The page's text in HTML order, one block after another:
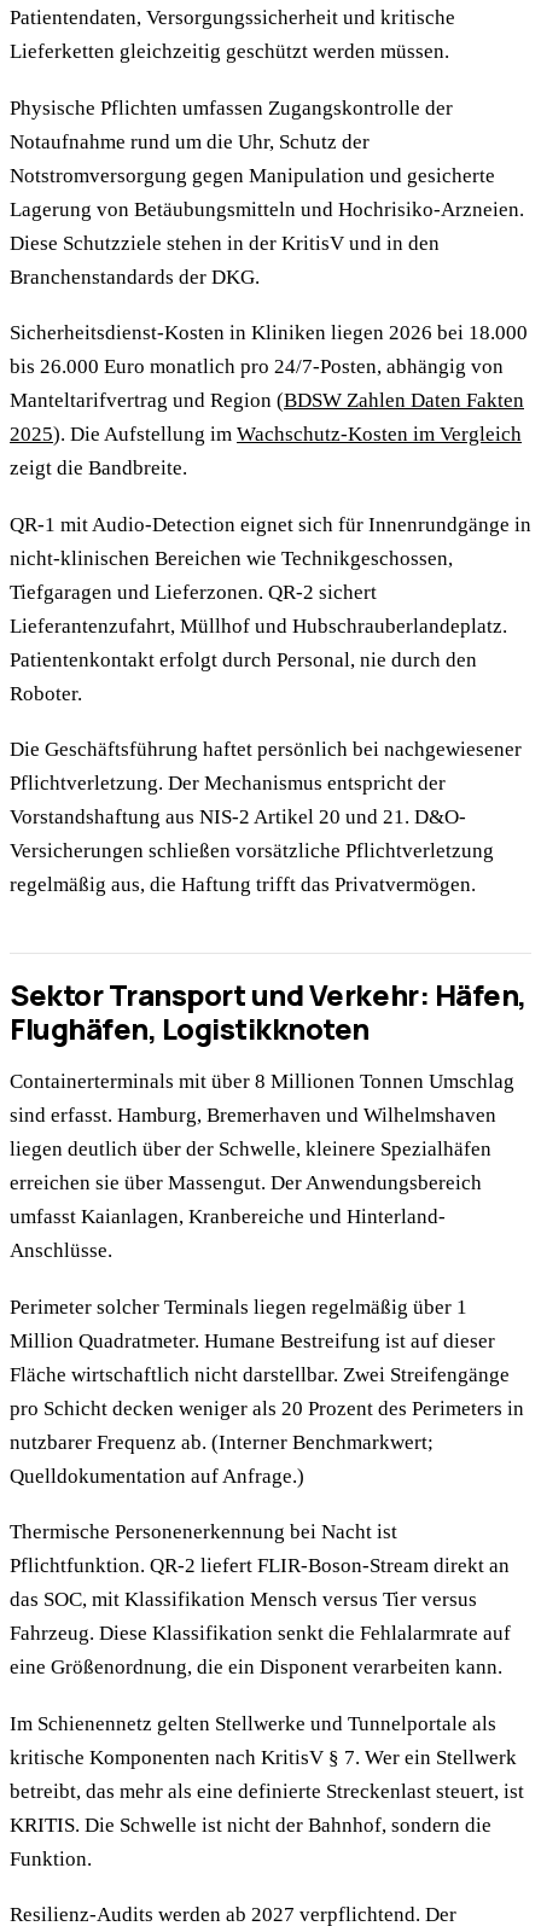
Patientendaten, Versorgungssicherheit und kritische
Lieferketten gleichzeitig geschützt werden müssen.
Physische Pflichten umfassen Zugangskontrolle der
Notaufnahme rund um die Uhr, Schutz der
Notstromversorgung gegen Manipulation und gesicherte
Lagerung von Betäubungsmitteln und Hochrisiko-Arzneien.
Diese Schutzziele stehen in der KritisV und in den
Branchenstandards der DKG.
Sicherheitsdienst-Kosten in Kliniken liegen 2026 bei 18.000
bis 26.000 Euro monatlich pro 24/7-Posten, abhängig von
Manteltarifvertrag und Region (BDSW Zahlen Daten Fakten
2025). Die Aufstellung im Wachschutz-Kosten im Vergleich
zeigt die Bandbreite.
QR-1 mit Audio-Detection eignet sich für Innenrundgänge in
nicht-klinischen Bereichen wie Technikgeschossen,
Tiefgaragen und Lieferzonen. QR-2 sichert
Lieferantenzufahrt, Müllhof und Hubschrauberlandeplatz.
Patientenkontakt erfolgt durch Personal, nie durch den
Roboter.
Die Geschäftsführung haftet persönlich bei nachgewiesener
Pflichtverletzung. Der Mechanismus entspricht der
Vorstandshaftung aus NIS-2 Artikel 20 und 21. D&O-
Versicherungen schließen vorsätzliche Pflichtverletzung
regelmäßig aus, die Haftung trifft das Privatvermögen.
Sektor Transport und Verkehr: Häfen,
Flughäfen, Logistikknoten
Containerterminals mit über 8 Millionen Tonnen Umschlag
sind erfasst. Hamburg, Bremerhaven und Wilhelmshaven
liegen deutlich über der Schwelle, kleinere Spezialhäfen
erreichen sie über Massengut. Der Anwendungsbereich
umfasst Kaianlagen, Kranbereiche und Hinterland-
Anschlüsse.
Perimeter solcher Terminals liegen regelmäßig über 1
Million Quadratmeter. Humane Bestreifung ist auf dieser
Fläche wirtschaftlich nicht darstellbar. Zwei Streifengänge
pro Schicht decken weniger als 20 Prozent des Perimeters in
nutzbarer Frequenz ab. (Interner Benchmarkwert;
Quelldokumentation auf Anfrage.)
Thermische Personenerkennung bei Nacht ist
Pflichtfunktion. QR-2 liefert FLIR-Boson-Stream direkt an
das SOC, mit Klassifikation Mensch versus Tier versus
Fahrzeug. Diese Klassifikation senkt die Fehlalarmrate auf
eine Größenordnung, die ein Disponent verarbeiten kann.
Im Schienennetz gelten Stellwerke und Tunnelportale als
kritische Komponenten nach KritisV § 7. Wer ein Stellwerk
betreibt, das mehr als eine definierte Streckenlast steuert, ist
KRITIS. Die Schwelle ist nicht der Bahnhof, sondern die
Funktion.
Resilienz-Audits werden ab 2027 verpflichtend. Der